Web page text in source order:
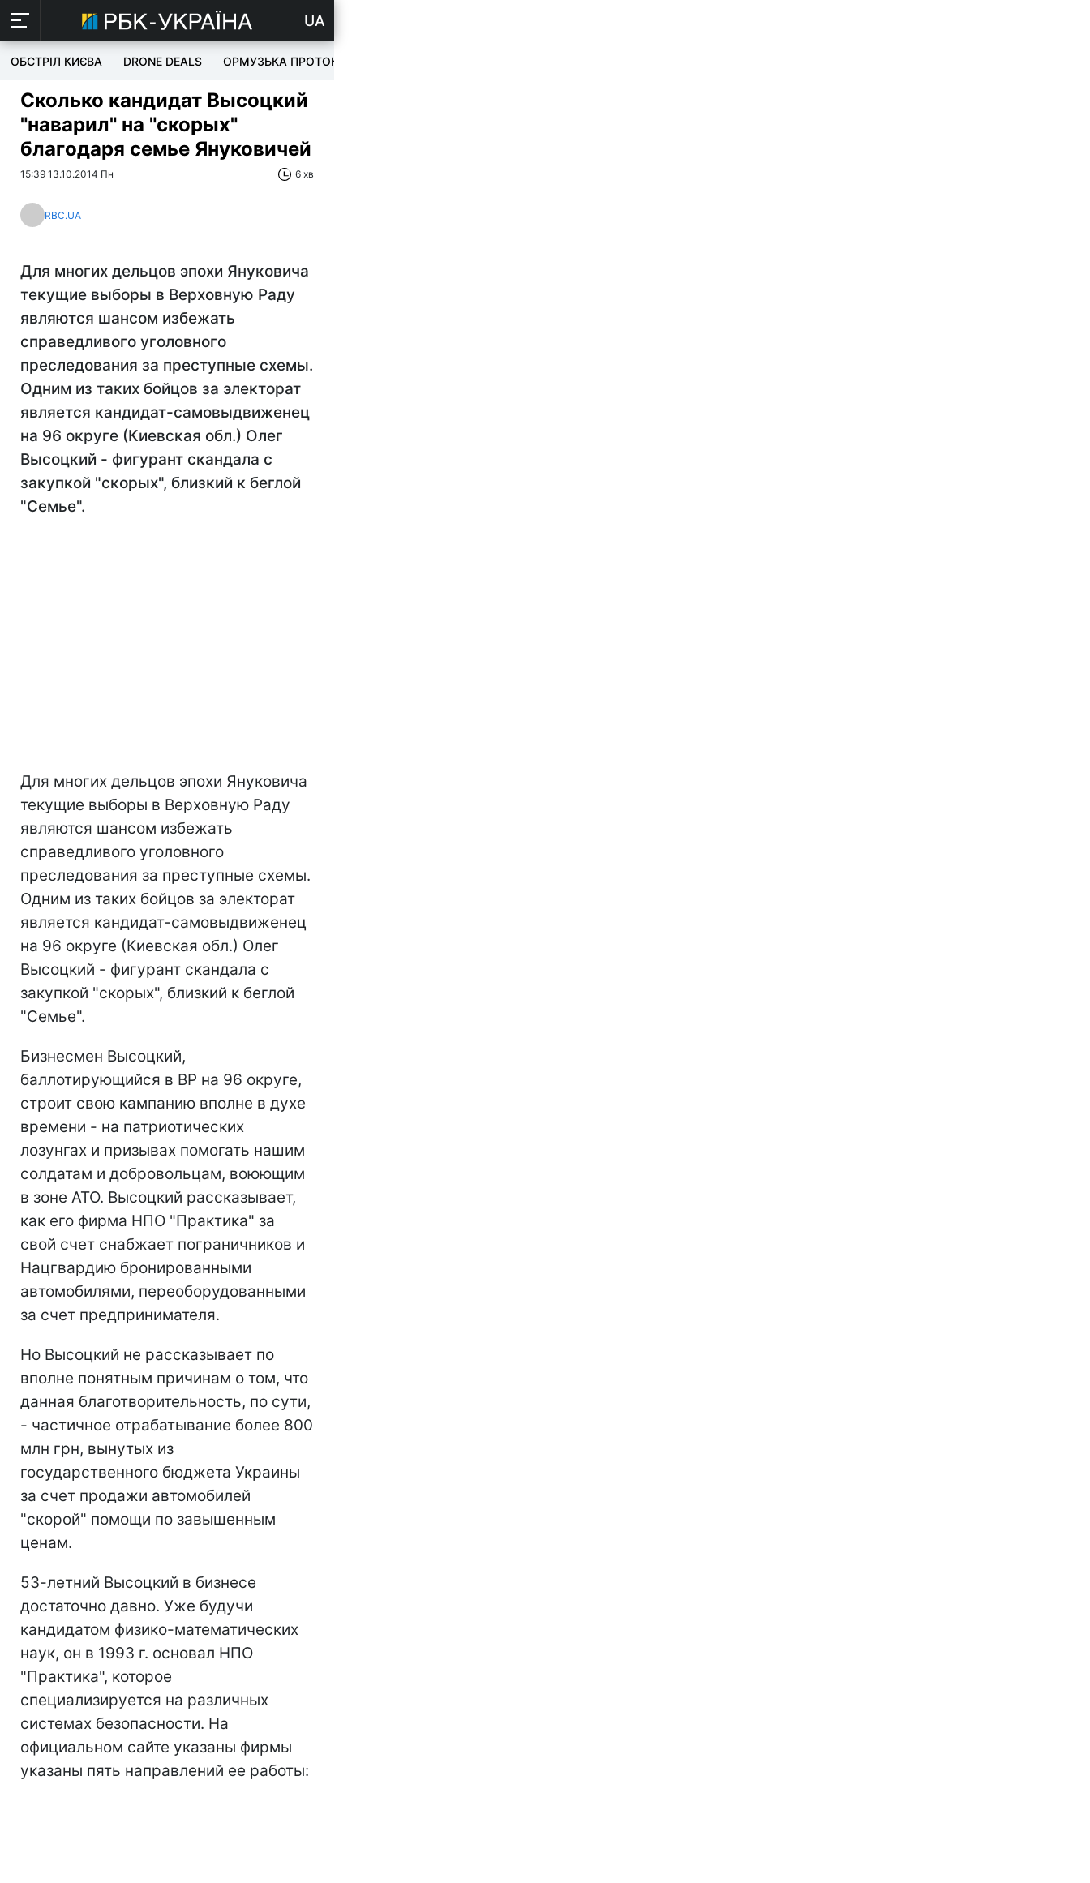
UA
ОБСТРІЛ КИЄВА DRONE DEALS ОРМУЗЬКА ПРОТОКА
Сколько кандидат Высоцкий
"наварил" на "скорых"
благодаря семье Януковичей
15:39 13.10.2014 Пн 6 хв
RBC.UA
Для многих дельцов эпохи Януковича
текущие выборы в Верховную Раду
являются шансом избежать
справедливого уголовного
преследования за преступные схемы.
Одним из таких бойцов за электорат
является кандидат-самовыдвиженец
на 96 округе (Киевская обл.) Олег
Высоцкий - фигурант скандала с
закупкой "скорых", близкий к беглой
"Семье".
Для многих дельцов эпохи Януковича
текущие выборы в Верховную Раду
являются шансом избежать
справедливого уголовного
преследования за преступные схемы.
Одним из таких бойцов за электорат
является кандидат-самовыдвиженец
на 96 округе (Киевская обл.) Олег
Высоцкий - фигурант скандала с
закупкой "скорых", близкий к беглой
"Семье".
Бизнесмен Высоцкий,
баллотирующийся в ВР на 96 округе,
строит свою кампанию вполне в духе
времени - на патриотических
лозунгах и призывах помогать нашим
солдатам и добровольцам, воюющим
в зоне АТО. Высоцкий рассказывает,
как его фирма НПО "Практика" за
свой счет снабжает пограничников и
Нацгвардию бронированными
автомобилями, переоборудованными
за счет предпринимателя.
Но Высоцкий не рассказывает по
вполне понятным причинам о том, что
данная благотворительность, по сути,
- частичное отрабатывание более 800
млн грн, вынутых из
государственного бюджета Украины
за счет продажи автомобилей
"скорой" помощи по завышенным
ценам.
53-летний Высоцкий в бизнесе
достаточно давно. Уже будучи
кандидатом физико-математических
наук, он в 1993 г. основал НПО
"Практика", которое
специализируется на различных
системах безопасности. На
официальном сайте указаны фирмы
указаны пять направлений ее работы: